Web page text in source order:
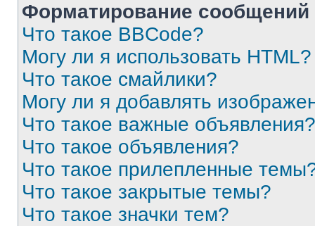
Форматирование
Что такое BBCode?
Могу ли я использовать HTML?
Что такое смайлики?
Могу ли я добавлять
Что такое важные объявления?
Что такое объявления?
Что такое прилепленные
Что такое закрытые темы?
Что такое значки тем?